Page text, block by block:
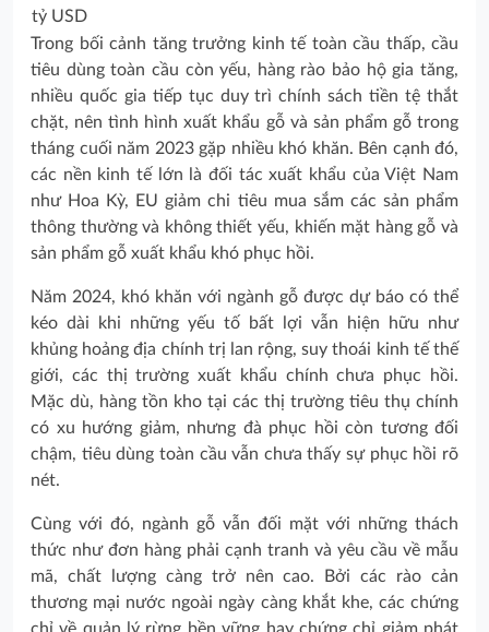
tỷ USD
Trong bối cảnh tăng trưởng kinh tế toàn cầu thấp, cầu
tiêu dùng toàn cầu còn yếu, hàng rào bảo hộ gia tăng,
nhiều quốc gia tiếp tục duy trì chính sách tiền tệ thắt
chặt, nên tình hình xuất khẩu gỗ và sản phẩm gỗ trong
tháng cuối năm 2023 gặp nhiều khó khăn. Bên cạnh đó,
các nền kinh tế lớn là đối tác xuất khẩu của Việt Nam
như Hoa Kỳ, EU giảm chi tiêu mua sắm các sản phẩm
thông thường và không thiết yếu, khiến mặt hàng gỗ và
sản phẩm gỗ xuất khẩu khó phục hồi.
Năm 2024, khó khăn với ngành gỗ được dự báo có thể
kéo dài khi những yếu tố bất lợi vẫn hiện hữu như
khủng hoảng địa chính trị lan rộng, suy thoái kinh tế thế
giới, các thị trường xuất khẩu chính chưa phục hồi.
Mặc dù, hàng tồn kho tại các thị trường tiêu thụ chính
có xu hướng giảm, nhưng đà phục hồi còn tương đối
chậm, tiêu dùng toàn cầu vẫn chưa thấy sự phục hồi rõ
nét.
Cùng với đó, ngành gỗ vẫn đối mặt với những thách
thức như đơn hàng phải cạnh tranh và yêu cầu về mẫu
mã, chất lượng càng trở nên cao. Bởi các rào cản
thương mại nước ngoài ngày càng khắt khe, các chứng